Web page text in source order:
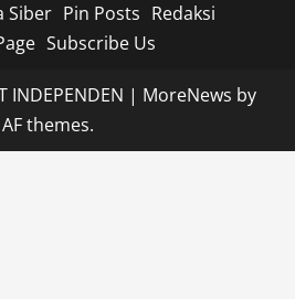
Siber Pin Posts Redaksi
Subscribe Us
INDEPENDEN | MoreNews by
AF themes.